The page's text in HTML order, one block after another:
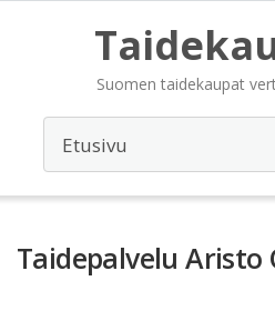
Suomen taidekaupat
Taidepalvelu Aristo